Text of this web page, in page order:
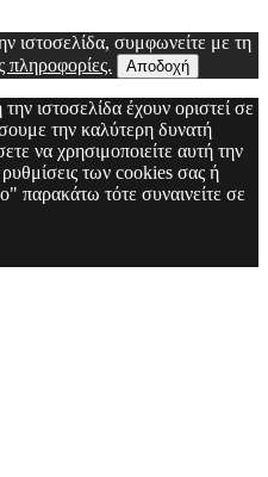
ιστοσελίδα, συμφωνείτε με τη
πληροφορίες. Αποδοχή
ιστοσελίδα έχουν οριστεί σε
την καλύτερη δυνατή
να χρησιμοποιείτε αυτή την
ρυθμίσεις των cookies σας ή
παρακάτω τότε συναινείτε σε